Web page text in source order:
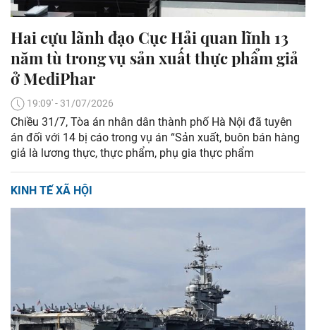
Hai cựu lãnh đạo Cục Hải quan lĩnh 13
năm tù trong vụ sản xuất thực phẩm giả
ở MediPhar
19:09' - 31/07/2026
Chiều 31/7, Tòa án nhân dân thành phố Hà Nội đã tuyên
án đối với 14 bị cáo trong vụ án “Sản xuất, buôn bán hàng
giả là lương thực, thực phẩm, phụ gia thực phẩm
KINH TẾ XÃ HỘI